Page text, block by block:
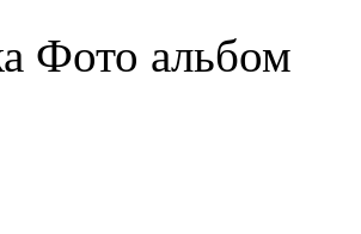
Фото альбом